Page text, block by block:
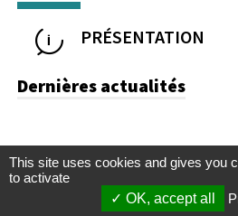
PRÉSENTATION
Dernières actualités
This site uses cookies and gives you
to activate
OK, accept all